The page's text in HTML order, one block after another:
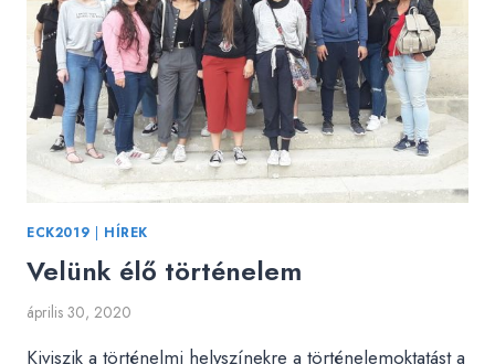
ECK2019 | HÍREK
Velünk élő történelem
április 30, 2020
Kiviszik a történelmi helyszínekre a történelemoktatást a